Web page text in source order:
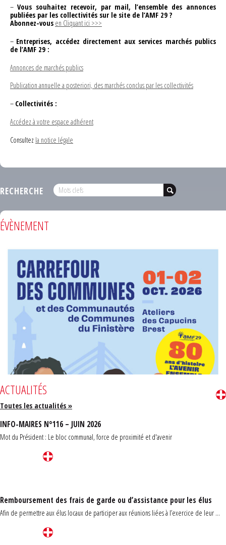
– Vous souhaitez recevoir, par mail, l’ensemble des annonces
publiées par les collectivités sur le site de l’AMF 29 ?
Abonnez-vous en Cliquant ici >>>
– Entreprises, accédez directement aux services marchés publics
de l’AMF 29 :
Annonces de marchés publics
Publication annuelle a posteriori, des marchés conclus par les collectivités
– Collectivités :
Accédez à votre espace adhérent
Consultez la notice légale
RECHERCHE
ÉVÈNEMENT
ACTUALITÉS
Toutes les actualités »
INFO-MAIRES N°116 – JUIN 2026
Mot du Président : Le bloc communal, force de proximité et d'avenir
Remboursement des frais de garde ou d’assistance pour les élus
Afin de permettre aux élus locaux de participer aux réunions liées à l’exercice de leur ...